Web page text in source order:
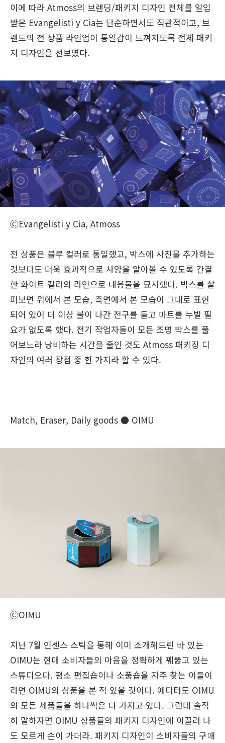
이에 따라 Atmoss의 브랜딩/패키지 디자인 전체를 일임
받은 Evangelisti y Cia는 단순하면서도 직관적이고, 브
랜드의 전 상품 라인업이 통일감이 느껴지도록 전체 패키
지 디자인을 선보였다.
ⒸEvangelisti y Cia, Atmoss
전 상품은 블루 컬러로 통일했고, 박스에 사진을 추가하는
것보다도 더욱 효과적으로 사양을 알아볼 수 있도록 간결
한 화이트 컬러의 라인으로 내용물을 묘사했다. 박스를 살
펴보면 위에서 본 모습, 측면에서 본 모습이 그대로 표현
되어 있어 더 이상 불이 나간 전구를 들고 마트를 누빌 필
요가 없도록 했다. 전기 작업자들이 모든 조명 박스를 풀
어보느라 낭비하는 시간을 줄인 것도 Atmoss 패키징 디
자인의 여러 장점 중 한 가지라 할 수 있다.
Match, Eraser, Daily goods ● OIMU
ⒸOIMU
지난 7월 인센스 스틱을 통해 이미 소개해드린 바 있는
OIMU는 현대 소비자들의 마음을 정확하게 꿰뚫고 있는
스튜디오다. 평소 편집숍이나 소품숍을 자주 찾는 이들이
라면 OIMU의 상품을 본 적 있을 것이다. 에디터도 OIMU
의 모든 제품들을 하나씩은 다 가지고 있다. 그런데 솔직
히 말하자면 OIMU 상품들의 패키지 디자인에 이끌려 나
도 모르게 손이 가더라. 패키지 디자인이 소비자들의 구매